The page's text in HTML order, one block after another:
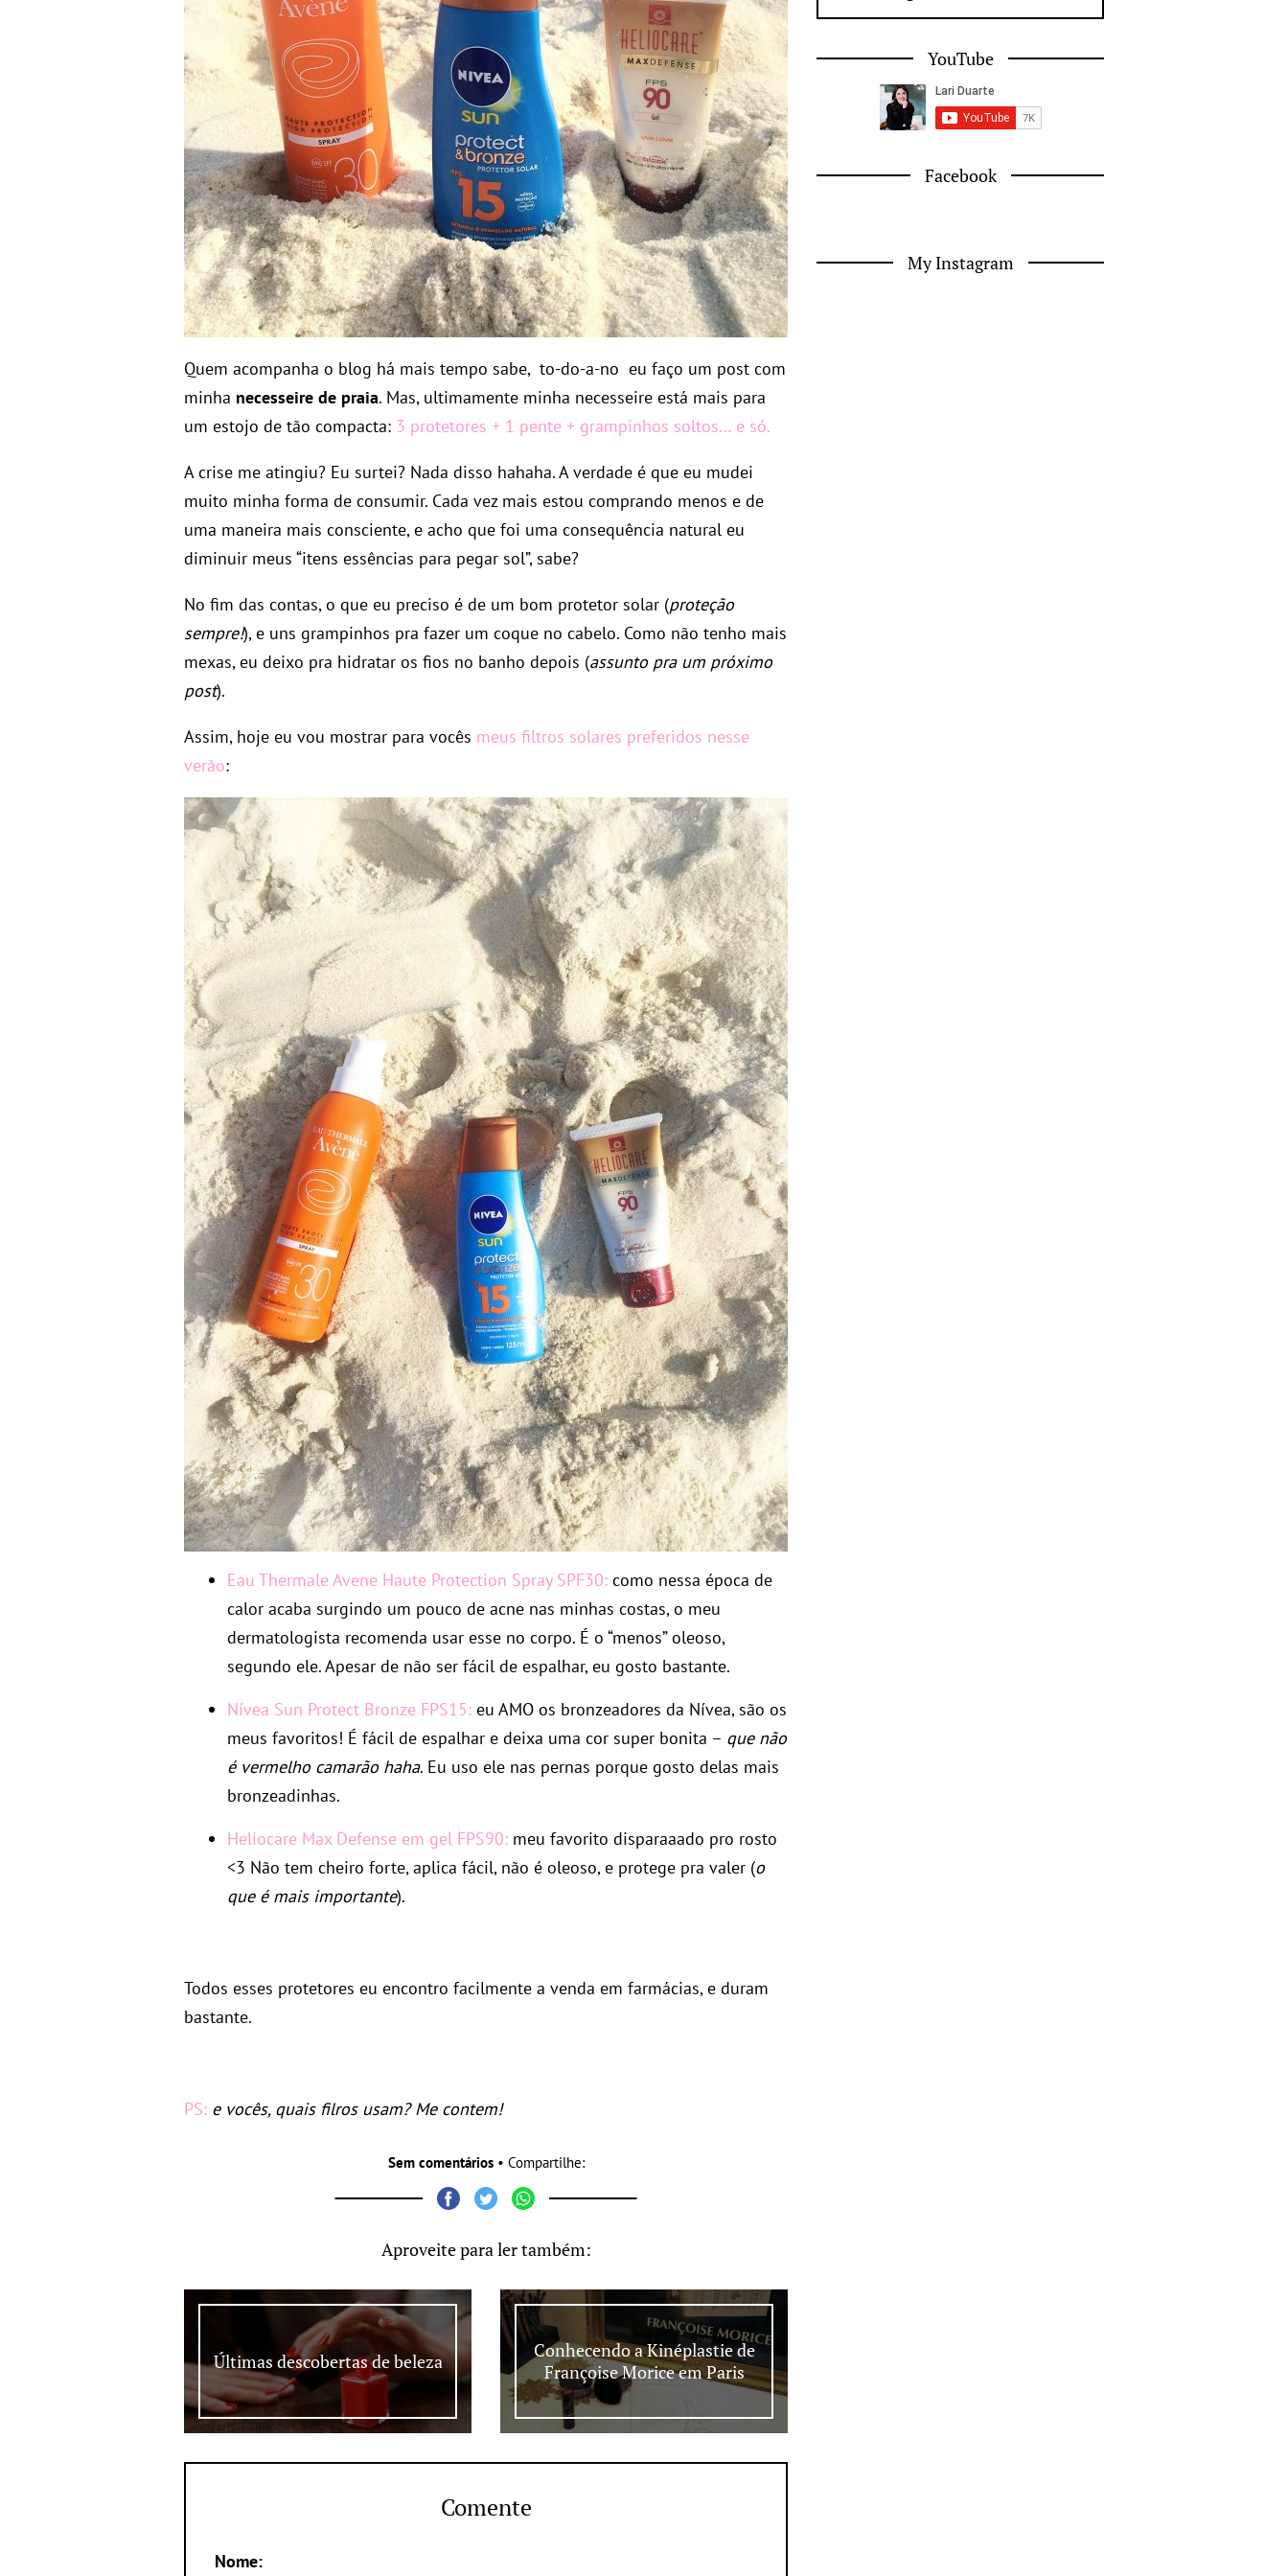
Quem acompanha o blog há mais tempo sabe, to-do-a-no eu faço um post com
minha necesseire de praia. Mas, ultimamente minha necesseire está mais para
um estojo de tão compacta: 3 protetores + 1 pente + grampinhos soltos… e só.
A crise me atingiu? Eu surtei? Nada disso hahaha. A verdade é que eu mudei
muito minha forma de consumir. Cada vez mais estou comprando menos e de
uma maneira mais consciente, e acho que foi uma consequência natural eu
diminuir meus “itens essências para pegar sol”, sabe?
No fim das contas, o que eu preciso é de um bom protetor solar (proteção
sempre!), e uns grampinhos pra fazer um coque no cabelo. Como não tenho mais
mexas, eu deixo pra hidratar os fios no banho depois (assunto pra um próximo
post).
Assim, hoje eu vou mostrar para vocês meus filtros solares preferidos nesse
verão:
Eau Thermale Avene Haute Protection Spray SPF30: como nessa época de
calor acaba surgindo um pouco de acne nas minhas costas, o meu
dermatologista recomenda usar esse no corpo. É o “menos” oleoso,
segundo ele. Apesar de não ser fácil de espalhar, eu gosto bastante.
Nívea Sun Protect Bronze FPS15: eu AMO os bronzeadores da Nívea, são os
meus favoritos! É fácil de espalhar e deixa uma cor super bonita – que não
é vermelho camarão haha. Eu uso ele nas pernas porque gosto delas mais
bronzeadinhas.
Heliocare Max Defense em gel FPS90: meu favorito disparaaado pro rosto
<3 Não tem cheiro forte, aplica fácil, não é oleoso, e protege pra valer (o
que é mais importante).
Todos esses protetores eu encontro facilmente a venda em farmácias, e duram
bastante.
PS: e vocês, quais filros usam? Me contem!
Sem comentários• Compartilhe:
Aproveite para ler também:
Últimas descobertas de beleza
Conhecendo a Kinéplastie de
Françoise Morice em Paris
Comente
Nome:
YouTube
Facebook
My Instagram